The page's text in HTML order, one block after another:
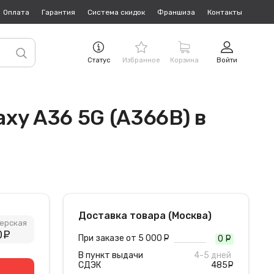
Оплата Гарантия Система скидок Франшиза Контакты
Статус Избранное Корзина Войти
A36 5G (A366B) в
Доставка товара (Москва)
При заказе от 5 000 0
В пункт выдачи
СДЭК
4-5 дней
485